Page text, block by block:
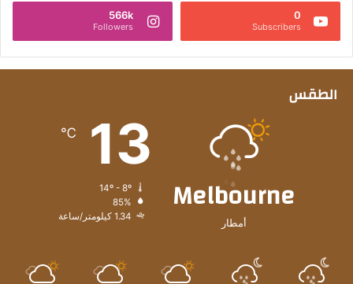
0
Subscribers
566k
Followers
الطقس
Melbourne
أمطار
13
℃
85%
1.34 كيلومتر/ساعة